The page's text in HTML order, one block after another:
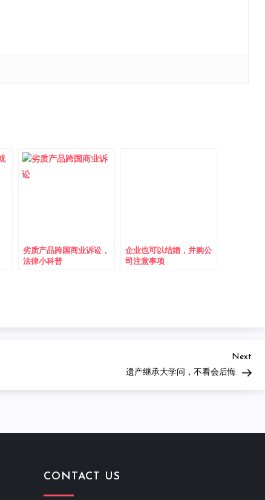
劣质产品跨国商业诉讼，
法律小科普
企业也可以结婚，并购公
司注意事项
Post
Next
遗产继承大学问，不看会后悔
CONTACT US